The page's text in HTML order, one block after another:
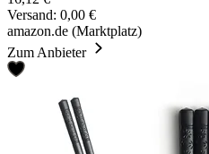
Versand: 0,00 €
amazon.de (Marktplatz)
Zum Anbieter